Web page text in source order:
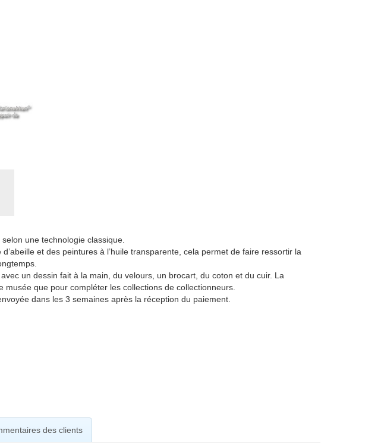
une technologie classique.
et des peintures à l’huile transparente, cela permet de faire ressortir la
un dessin fait à la main, du velours, un brocart, du coton et du cuir. La
que pour compléter les collections de collectionneurs.
dans les 3 semaines après la réception du paiement.
des clients